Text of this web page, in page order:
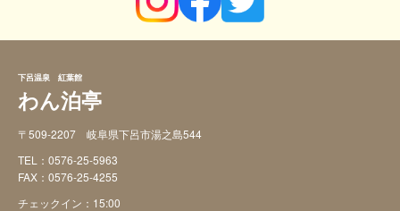
下呂温泉 紅葉館
わん泊亭
〒509-2207 岐阜県下呂市湯之島544
TEL： 0576-25-5963
FAX：0576-25-4255
チェックイン：15:00